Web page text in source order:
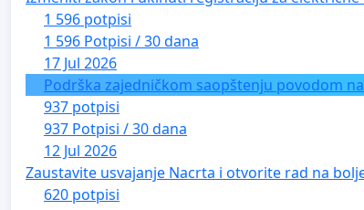
1 596 potpisi
1 596 Potpisi / 30 dana
17 Jul 2026
Podrška zajedničkom saopštenju povodom
937 potpisi
937 Potpisi / 30 dana
12 Jul 2026
Zaustavite usvajanje Nacrta i otvorite rad na
620 potpisi